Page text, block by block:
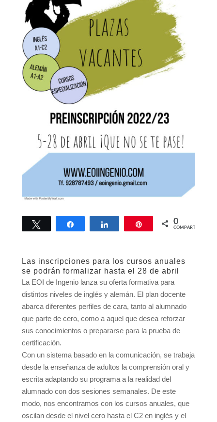
Twittear Compartir Compartir 0
COMPARTIR
Las inscripciones para los cursos anuales
se podrán formalizar hasta el 28 de abril
La EOI de Ingenio lanza su oferta formativa para
distintos niveles de inglés y alemán. El plan docente
abarca diferentes perfiles de cara, tanto al alumnado
que parte de cero, como a aquel que desea reforzar
sus conocimientos o prepararse para la prueba de
certificación.
Con un sistema basado en la comunicación, se trabaja
desde la enseñanza de adultos la comprensión oral y
escrita adaptando su programa a la realidad del
alumnado con dos sesiones semanales. De este
modo, nos encontramos con los cursos anuales, que
oscilan desde el nivel cero hasta el C2 en inglés y el